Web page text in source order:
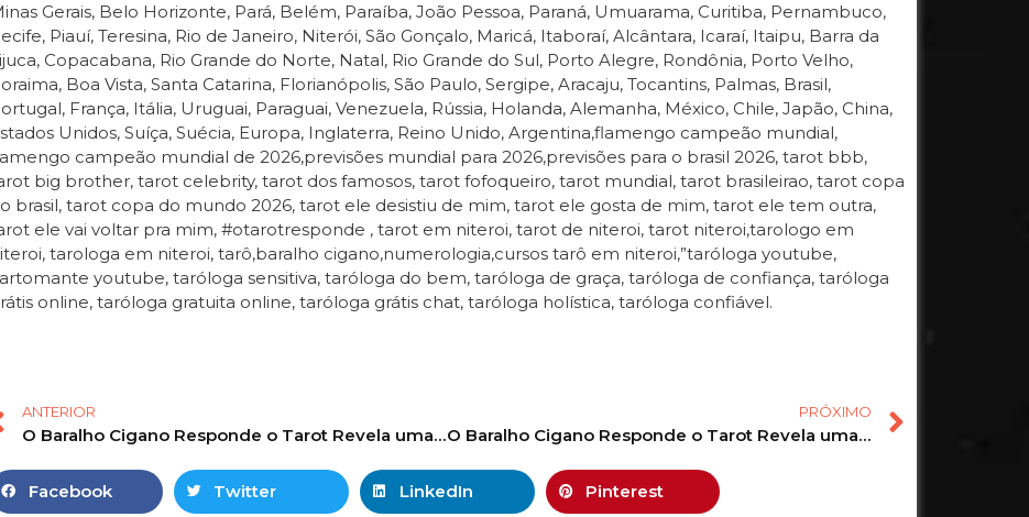
Gerais, Belo Horizonte, Pará, Belém, Paraíba, João Pessoa, Paraná, Umuarama, Curitiba, Pernambuco,
Piauí, Teresina, Rio de Janeiro, Niterói, São Gonçalo, Maricá, Itaboraí, Alcântara, Icaraí, Itaipu, Barra da
Copacabana, Rio Grande do Norte, Natal, Rio Grande do Sul, Porto Alegre, Rondônia, Porto Velho,
Boa Vista, Santa Catarina, Florianópolis, São Paulo, Sergipe, Aracaju, Tocantins, Palmas, Brasil,
França, Itália, Uruguai, Paraguai, Venezuela, Rússia, Holanda, Alemanha, México, Chile, Japão, China,
Unidos, Suíça, Suécia, Europa, Inglaterra, Reino Unido, Argentina,flamengo campeão mundial,
campeão mundial de 2026,previsões mundial para 2026,previsões para o brasil 2026, tarot bbb,
big brother, tarot celebrity, tarot dos famosos, tarot fofoqueiro, tarot mundial, tarot brasileirao, tarot copa
brasil, tarot copa do mundo 2026, tarot ele desistiu de mim, tarot ele gosta de mim, tarot ele tem outra,
ele vai voltar pra mim, #otarotresponde , tarot em niteroi, tarot de niteroi, tarot niteroi,tarologo em
tarologa em niteroi, tarô,baralho cigano,numerologia,cursos tarô em niteroi,”taróloga youtube,
youtube, taróloga sensitiva, taróloga do bem, taróloga de graça, taróloga de confiança, taróloga
online, taróloga gratuita online, taróloga grátis chat, taróloga holística, taróloga confiável.
ANTERIOR
O Baralho Cigano Responde o Tarot Revela uma mensagem para você! #tarot #tarotonline #tarotgratis 78
PRÓXIMO
O Baralho Cigano Responde o Tarot Revela uma mensagem para você! #tarot #tarotonline #tarotgratis 79
Facebook Twitter LinkedIn Pinterest